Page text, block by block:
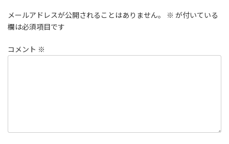
メールアドレスが公開されることはありません。 ※ が付いている
欄は必須項目です
コメント ※